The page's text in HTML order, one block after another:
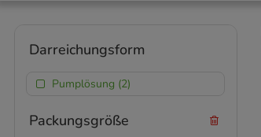
Darreichungsform
Pumplösung (2)
Packungsgröße